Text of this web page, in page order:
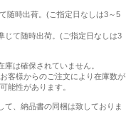
随時出荷。(ご指定日なしは3～5
じて随時出荷。(ご指定日なしは3
は確保されていません。
客様からのご注文により在庫数が
能性があります。
、納品書の同梱は致しておりま